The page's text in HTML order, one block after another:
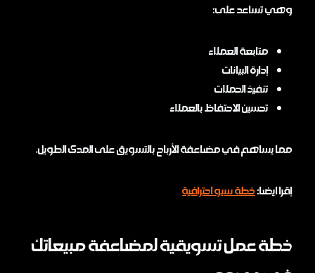
وهي تساعد على:
متابعة العملاء
إدارة البيانات
تنفيذ الحملات
تحسين الاحتفاظ بالعملاء
مما يساهم في مضاعفة الأرباح بالتسويق على المدى الطويل.
إقرا ايضا:خطة سيو احترافية
خطة عمل تسويقية لمضاعفة مبيعاتك